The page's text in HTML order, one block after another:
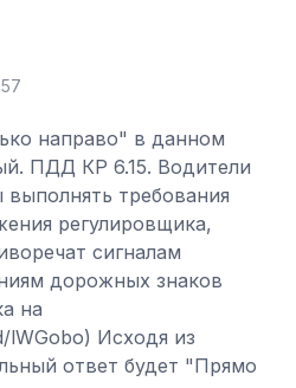
направо" в данном
ПДД КР 6.15. Водители
требования
регулировщика,
сигналам
дорожных знаков
на
lWGobo) Исходя из
ответ будет "Прямо